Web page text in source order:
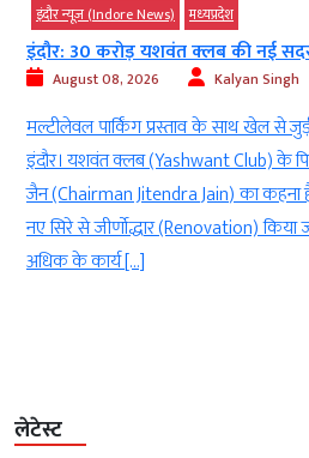
इंदौर न्यूज़ (Indore News) मध्‍यप्रदेश
इंदौर: 30 करोड़ यशवंत क्लब की नई
August 08, 2026 Kalyan Singh
मल्टीलेवल पार्किंग प्रस्ताव के साथ खेल से जुड़ी
इंदौर। यशवंत क्लब (Yashwant Club) के
जैन (Chairman Jitendra Jain) का कहना
नए सिरे से जीर्णोद्धार (Renovation)
अधिक के कार्य […]
लेटेस्ट